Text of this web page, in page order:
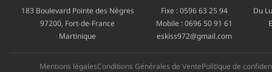
183 Boulevard Pointe des Nègres
97200, Fort-de-France
Martinique
Fixe :0596 63 25 94
Mobile :0696 50 91 61
eskiss972@gmail.com
Du
Mentions légalesConditions Générales de VentePolitique de